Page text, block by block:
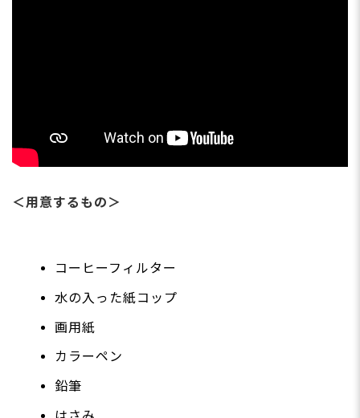
＜用意するもの＞
コーヒーフィルター
水の入った紙コップ
画用紙
カラーペン
鉛筆